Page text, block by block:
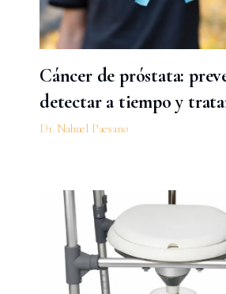
Cáncer de próstata:
detectar a tiempo y
Dr. Nahuel Paesano